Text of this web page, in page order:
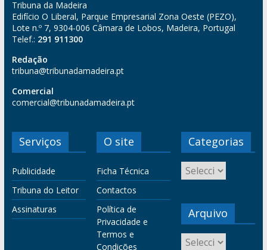
Tribuna da Madeira
Edifício O Liberal, Parque Empresarial Zona Oeste (PEZO),
Lote n.º 7, 9304-006 Câmara de Lobos, Madeira, Portugal
Telef.: 291 911300
Redação
tribuna@tribunadamadeira.pt
Comercial
comercial@tribunadamadeira.pt
Serviços
Publicidade
Tribuna do Leitor
Assinaturas
O site
Ficha Técnica
Contactos
Política de
Privacidade e
Termos e
Condições
Categorias
Arquivo